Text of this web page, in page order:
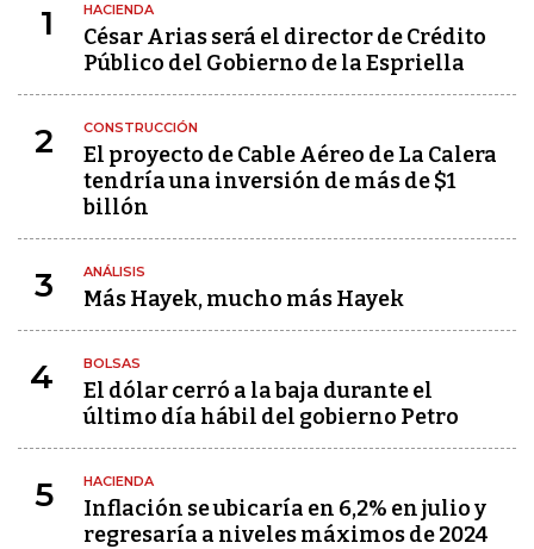
1 HACIENDA
César Arias será el director de Crédito
Público del Gobierno de la Espriella
2 CONSTRUCCIÓN
El proyecto de Cable Aéreo de La Calera
tendría una inversión de más de $1
billón
3 ANÁLISIS
Más Hayek, mucho más Hayek
4 BOLSAS
El dólar cerró a la baja durante el
último día hábil del gobierno Petro
5 HACIENDA
Inflación se ubicaría en 6,2% en julio y
regresaría a niveles máximos de 2024